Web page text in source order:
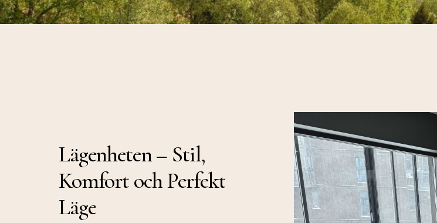
Lägenheten– Stil,
KomfortochPerfekt
Läge